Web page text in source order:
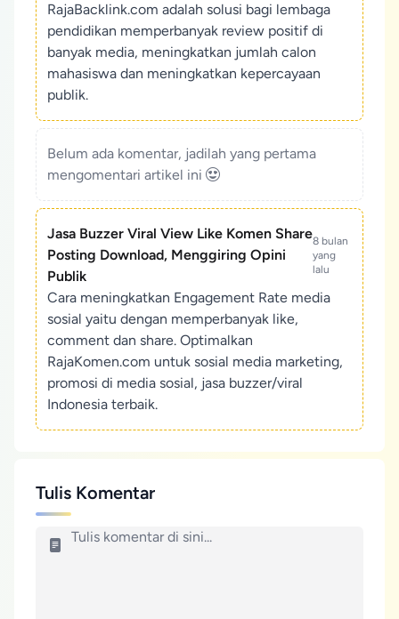
RajaBacklink.com adalah solusi bagi lembaga
pendidikan memperbanyak review positif di
banyak media, meningkatkan jumlah calon
mahasiswa dan meningkatkan kepercayaan
publik.
Belum ada komentar, jadilah yang pertama
mengomentari artikel ini
Jasa Buzzer Viral View Like Komen Share
Posting Download, Menggiring Opini
Publik
8 bulan
yang
lalu
Cara meningkatkan Engagement Rate media
sosial yaitu dengan memperbanyak like,
comment dan share. Optimalkan
RajaKomen.com untuk sosial media marketing,
promosi di media sosial, jasa buzzer/viral
Indonesia terbaik.
Tulis Komentar